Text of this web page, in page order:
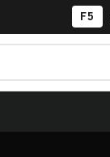
F5